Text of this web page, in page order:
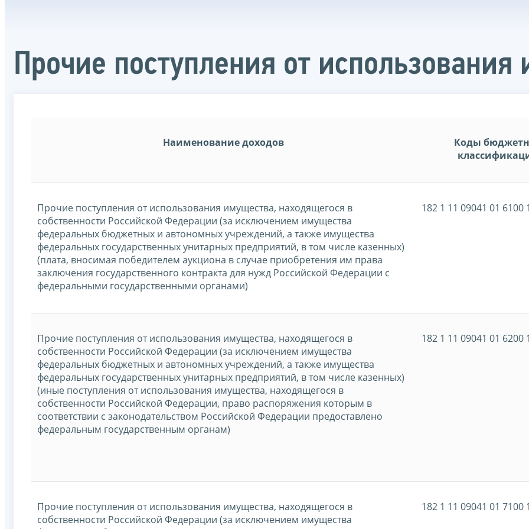
Прочие поступления от использования
Наименование доходов
Коды
Прочие поступления от использования имущества, находящегося в
собственности Российской Федерации (за исключением имущества
федеральных бюджетных и автономных учреждений, а также имущества
федеральных государственных унитарных предприятий, в том числе казенных)
(плата, вносимая победителем аукциона в случае приобретения им права
заключения государственного контракта для нужд Российской Федерации с
федеральными государственными органами)
182 1 11 09041 01 6100
Прочие поступления от использования имущества, находящегося в
собственности Российской Федерации (за исключением имущества
федеральных бюджетных и автономных учреждений, а также имущества
федеральных государственных унитарных предприятий, в том числе казенных)
(иные поступления от использования имущества, находящегося в
собственности Российской Федерации, право распоряжения которым в
соответствии с законодательством Российской Федерации предоставлено
федеральным государственным органам)
182 1 11 09041 01 6200
Прочие поступления от использования имущества, находящегося в
собственности Российской Федерации (за исключением имущества
182 1 11 09041 01 7100